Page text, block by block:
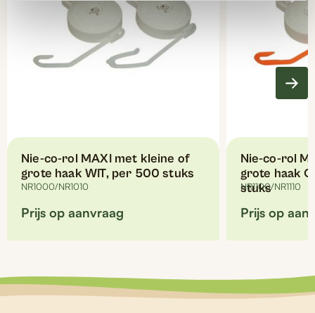
Nie-co-rol MAXI met kleine of
grote haak WIT, per 500 stuks
NR1000/NR1010
Prijs op aanvraag
Nie-co-rol
grote haak
stuks
NR1100/NR1110
Prijs op